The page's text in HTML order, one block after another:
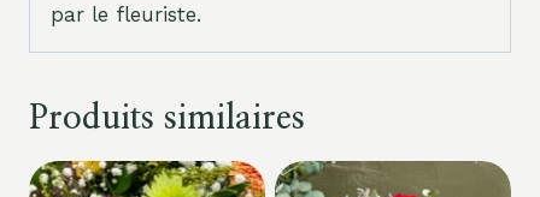
par le fleuriste.
Produits similaires